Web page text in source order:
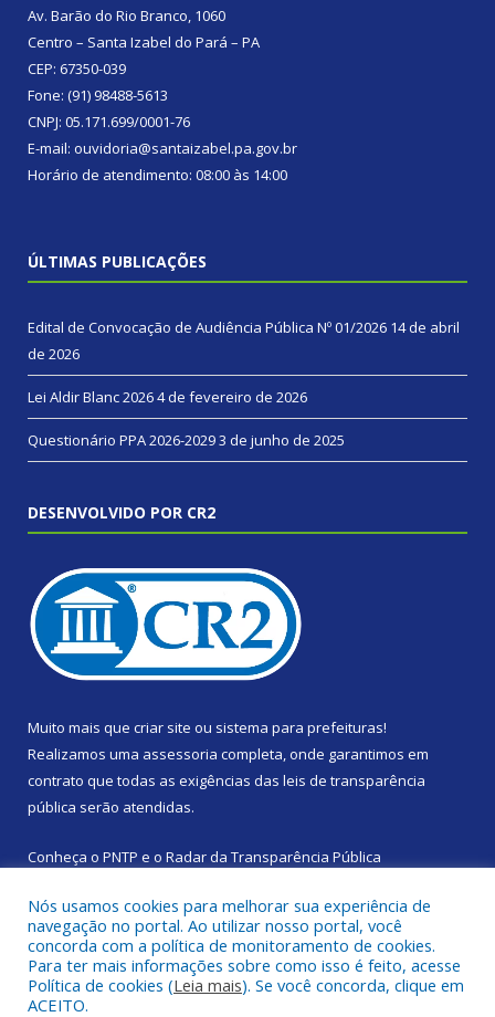
Av. Barão do Rio Branco, 1060
Centro – Santa Izabel do Pará – PA
CEP: 67350-039
Fone: (91) 98488-5613
CNPJ: 05.171.699/0001-76
E-mail: ouvidoria@santaizabel.pa.gov.br
Horário de atendimento: 08:00 às 14:00
ÚLTIMAS PUBLICAÇÕES
Edital de Convocação de Audiência Pública Nº 01/2026 14 de abril
de 2026
Lei Aldir Blanc 20264 de fevereiro de 2026
Questionário PPA 2026-20293 de junho de 2025
DESENVOLVIDO POR CR2
Muito mais que criar site ou sistema para prefeituras!
Realizamos uma assessoria completa, onde garantimos em
contrato que todas as exigências das leis de transparência
pública serão atendidas.
Conheça o PNTP e o Radar da Transparência Pública
Todos os direitos reservados a Prefeitura Municipal de Santa
Izabel do Pará.
Nós usamos cookies para melhorar sua experiência de
navegação no portal. Ao utilizar nosso portal, você
concorda com a política de monitoramento de cookies.
Para ter mais informações sobre como isso é feito, acesse
Política de cookies (Leia mais). Se você concorda, clique em
ACEITO.